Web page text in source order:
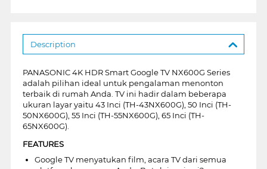
Description
PANASONIC 4K HDR Smart Google TV NX600G Series
adalah pilihan ideal untuk pengalaman menonton
terbaik di rumah Anda. TV ini hadir dalam beberapa
ukuran layar yaitu 43 Inci (TH-43NX600G), 50 Inci (TH-
50NX600G), 55 Inci (TH-55NX600G), 65 Inci (TH-
65NX600G).
FEATURES
Google TV menyatukan film, acara TV dari semua